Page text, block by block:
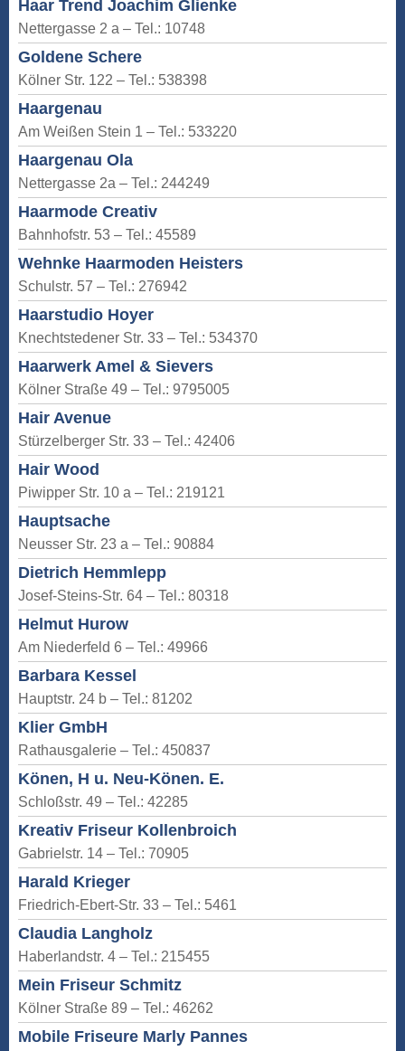
Haar Trend Joachim Glienke
Nettergasse 2 a – Tel.: 10748
Goldene Schere
Kölner Str. 122 – Tel.: 538398
Haargenau
Am Weißen Stein 1 – Tel.: 533220
Haargenau Ola
Nettergasse 2a – Tel.: 244249
Haarmode Creativ
Bahnhofstr. 53 – Tel.: 45589
Wehnke Haarmoden Heisters
Schulstr. 57 – Tel.: 276942
Haarstudio Hoyer
Knechtstedener Str. 33 – Tel.: 534370
Haarwerk Amel & Sievers
Kölner Straße 49 – Tel.: 9795005
Hair Avenue
Stürzelberger Str. 33 – Tel.: 42406
Hair Wood
Piwipper Str. 10 a – Tel.: 219121
Hauptsache
Neusser Str. 23 a – Tel.: 90884
Dietrich Hemmlepp
Josef-Steins-Str. 64 – Tel.: 80318
Helmut Hurow
Am Niederfeld 6 – Tel.: 49966
Barbara Kessel
Hauptstr. 24 b – Tel.: 81202
Klier GmbH
Rathausgalerie – Tel.: 450837
Könen, H u. Neu-Könen. E.
Schloßstr. 49 – Tel.: 42285
Kreativ Friseur Kollenbroich
Gabrielstr. 14 – Tel.: 70905
Harald Krieger
Friedrich-Ebert-Str. 33 – Tel.: 5461
Claudia Langholz
Haberlandstr. 4 – Tel.: 215455
Mein Friseur Schmitz
Kölner Straße 89 – Tel.: 46262
Mobile Friseure Marly Pannes